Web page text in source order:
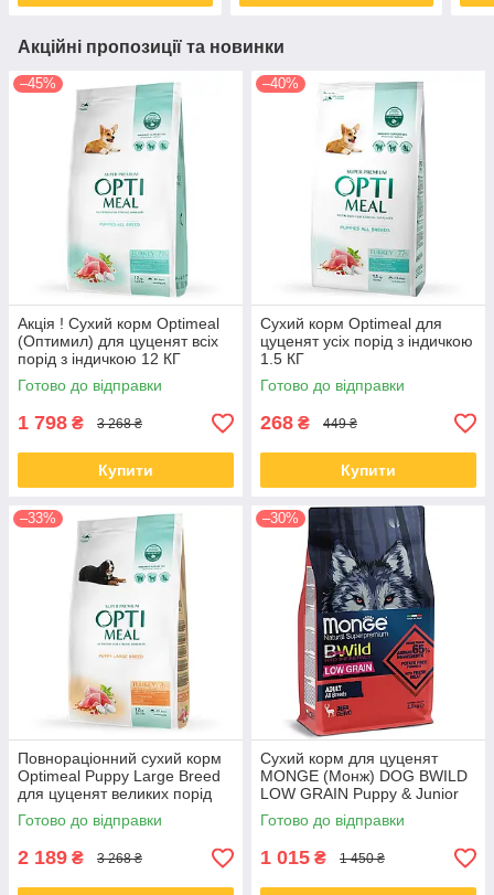
Акційні пропозиції та новинки
–45%
Акція ! Сухий корм Optimeal
(Оптимил) для цуценят всіх
порід з індичкою 12 КГ
Готово до відправки
1 798 ₴ 3 268 ₴
Купити
–40%
Сухий корм Optimeal для
цуценят усіх порід з індичкою
1.5 КГ
Готово до відправки
268 ₴ 449 ₴
Купити
–33%
Повнораціонний сухий корм
Optimeal Puppy Large Breed
для цуценят великих порід
індичка 12 КГ
Готово до відправки
2 189 ₴ 3 268 ₴
–30%
Сухий корм для цуценят
MONGE (Монж) DOG BWILD
LOW GRAIN Puppy & Junior
оленя 2.5 кг (термін до 06.09)
Готово до відправки
1 015 ₴ 1 450 ₴